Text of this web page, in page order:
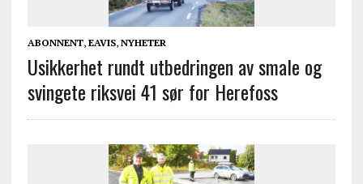
ABONNENT, EAVIS, NYHETER
Usikkerhet rundt utbedringen av smale og
svingete riksvei 41 sør for Herefoss